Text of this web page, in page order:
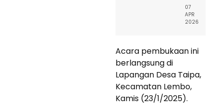
07
APR
2026
Acara pembukaan ini
berlangsung di
Lapangan Desa Taipa,
Kecamatan Lembo,
Kamis (23/1/2025).